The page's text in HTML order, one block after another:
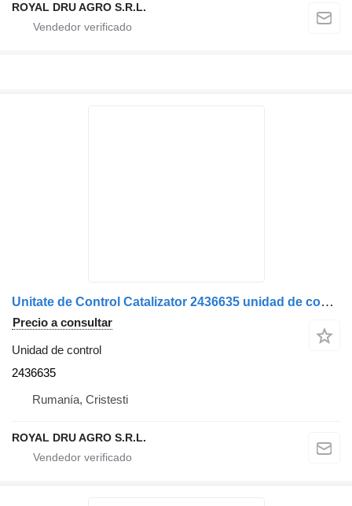
ROYAL DRU AGRO S.R.L.
Unitate de Control Catalizator 2436635 unidad de control para Scania – 2610801 camión
Precio a consultar
Unidad de control
2436635
Rumanía, Cristesti
ROYAL DRU AGRO S.R.L.